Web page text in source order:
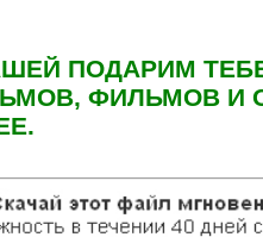
ПОДАРИМ
ФИЛЬМОВ И